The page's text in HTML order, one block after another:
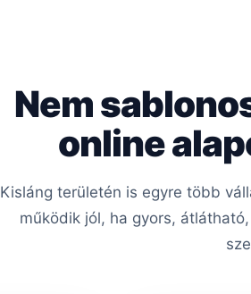
Nem
online
Kisláng területén is egyre több
működik jól, ha gyors,